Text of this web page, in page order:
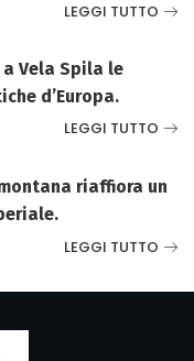
LEGGI TUTTO
a Vela Spila le
d’Europa.
LEGGI TUTTO
riaffiora un
LEGGI TUTTO